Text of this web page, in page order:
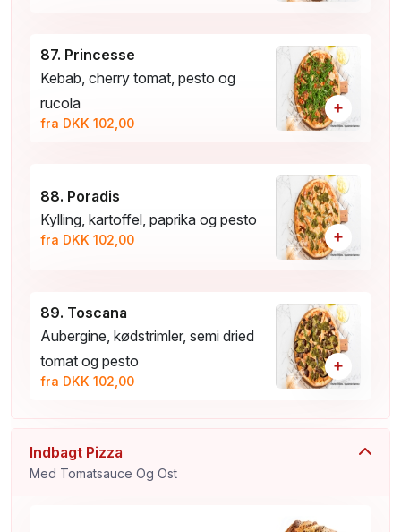
87. Princesse
Kebab, cherry tomat, pesto og
rucola
fra DKK 102,00
+
88. Poradis
Kylling, kartoffel, paprika og pesto
fra DKK 102,00 +
89. Toscana
Aubergine, kødstrimler, semi dried
tomat og pesto
fra DKK 102,00
+
Indbagt Pizza
Med Tomatsauce Og Ost